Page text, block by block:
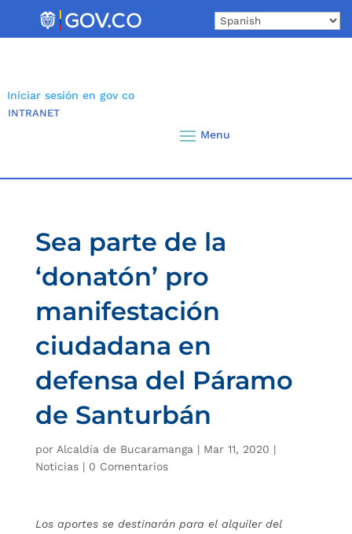
Iniciar sesión en gov co
INTRANET
Sea parte de la
‘donatón’ pro
manifestación
ciudadana en
defensa del Páramo
de Santurbán
por Alcaldía de Bucaramanga | Mar 11, 2020 |
Noticias| 0 Comentarios
Los aportes se destinarán para el alquiler del